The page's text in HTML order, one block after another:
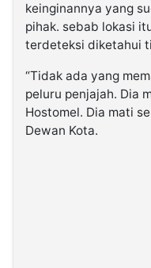
keinginannya yang
pihak. sebab lokasi
terdeteksi diketahui
“Tidak ada yang
peluru penjajah. Dia
Hostomel. Dia mati
Dewan Kota.